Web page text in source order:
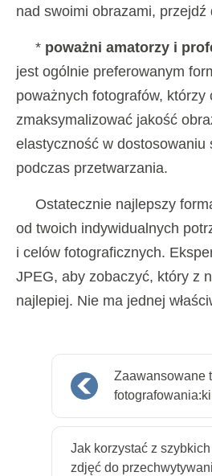
nad swoimi obrazami, przejdź
* poważni amatorzy i
jest ogólnie preferowanym
poważnych fotografów, którzy
zmaksymalizować jakość
elastyczność w dostosowaniu
podczas przetwarzania.
Ostatecznie najlepszy
od twoich indywidualnych
i celów fotograficznych.
JPEG, aby zobaczyć, który z
najlepiej. Nie ma jednej
Zaawansowane
kiedy ich użyć
Jak korzystać z szybkich
zdjęć do